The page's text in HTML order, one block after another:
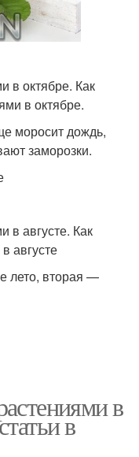
в октябре. Как
в октябре.
моросит дождь,
заморозки.
в августе. Как
августе
лето, вторая —
в
в